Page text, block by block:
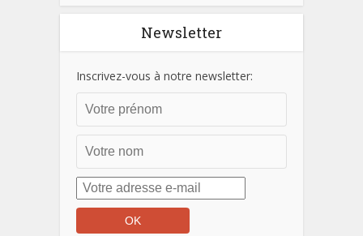
Newsletter
Inscrivez-vous à notre newsletter: